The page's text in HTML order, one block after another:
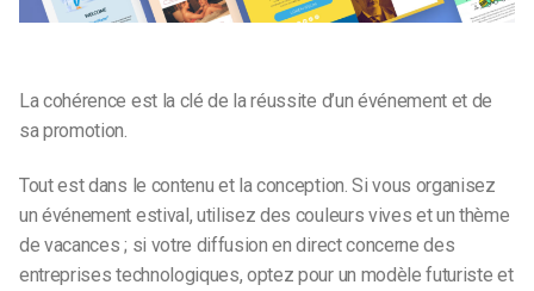
La cohérence est la clé de la réussite d’un événement et de
sa promotion.
Tout est dans le contenu et la conception. Si vous organisez
un événement estival, utilisez des couleurs vives et un thème
de vacances ; si votre diffusion en direct concerne des
entreprises technologiques, optez pour un modèle futuriste et